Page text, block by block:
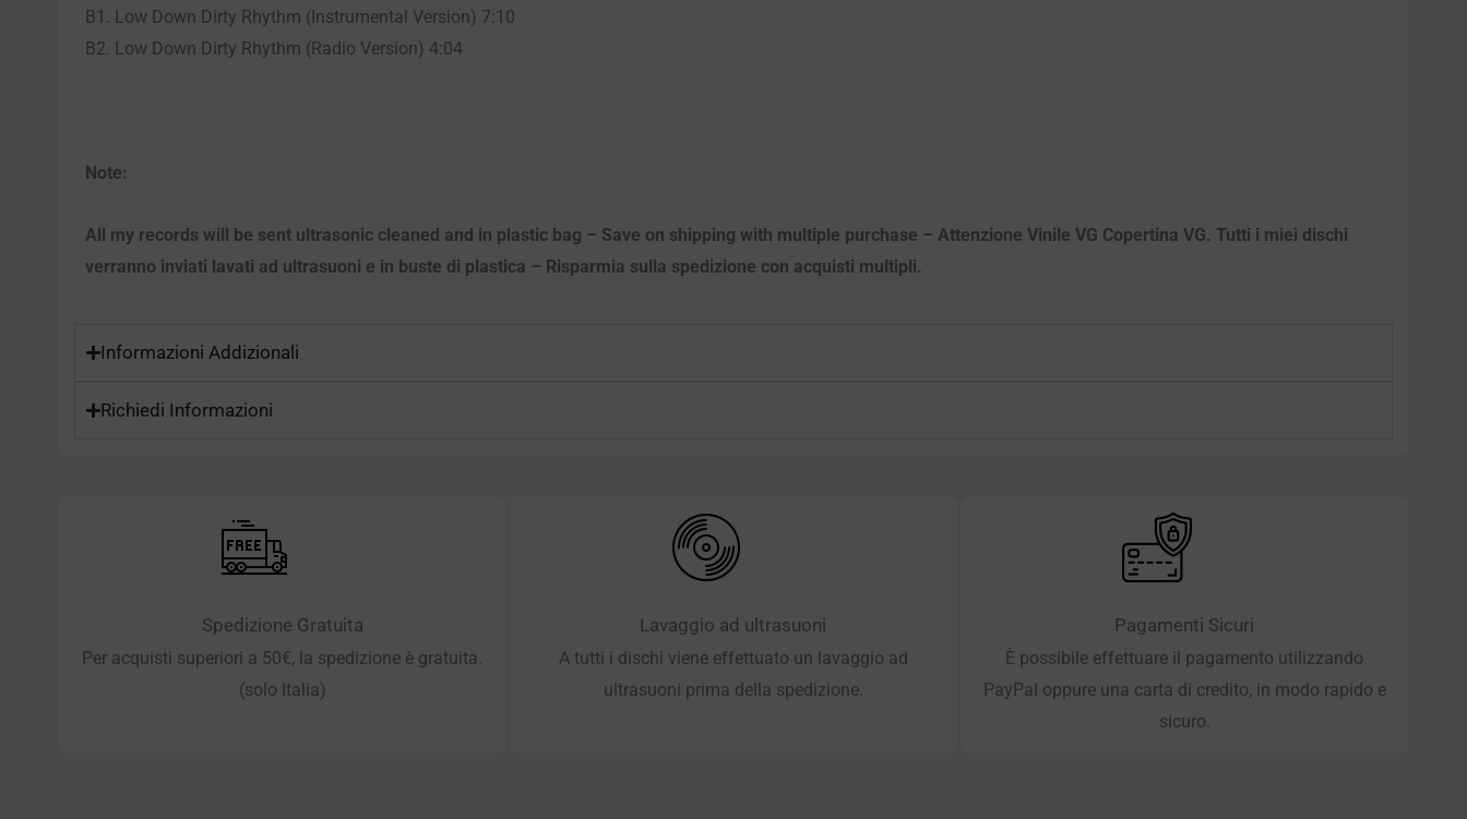
B1. Low Down Dirty Rhythm (Instrumental Version) 7:10
B2. Low Down Dirty Rhythm (Radio Version) 4:04
Note:
All my records will be sent ultrasonic cleaned and in plastic bag – Save on shipping with multiple purchase – Attenzione Vinile VG Copertina VG. Tutti i miei dischi
verranno inviati lavati ad ultrasuoni e in buste di plastica – Risparmia sulla spedizione con acquisti multipli.
Informazioni Addizionali
Richiedi Informazioni
Spedizione Gratuita
Per acquisti superiori a 50€, la spedizione è gratuita.
(solo Italia)
Lavaggio ad ultrasuoni
A tutti i dischi viene effettuato un lavaggio ad
ultrasuoni prima della spedizione.
Pagamenti Sicuri
È possibile effettuare il pagamento utilizzando
PayPal oppure una carta di credito, in modo rapido e
sicuro.